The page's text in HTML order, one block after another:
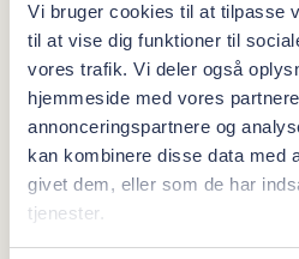
Vi bruger cookies til at tilpasse
til at vise dig funktioner til
vores trafik. Vi deler også
hjemmeside med vores
annonceringspartnere og
kan kombinere disse data med
givet dem, eller som de har
tjenester.
Parodontitis
Operativ fjernelse af